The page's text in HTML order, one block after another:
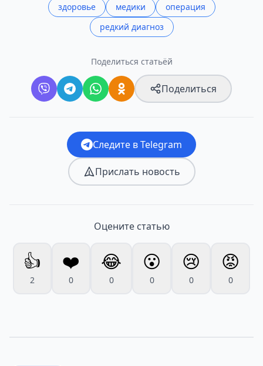
здоровье медики
операция
редкий диагноз
Поделиться статьёй
Поделиться
Следите в Telegram
Прислать новость
Оцените статью
👍
2
❤️
0
😂
0
😮
0
😢
0
😡
0